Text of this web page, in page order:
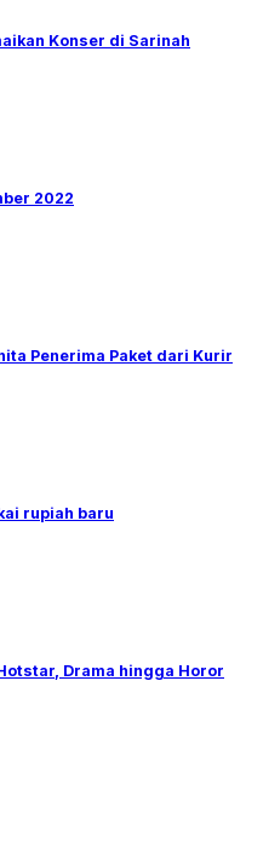
Konser di Sarinah
2022
Penerima Paket dari Kurir
rupiah baru
Drama hingga Horor